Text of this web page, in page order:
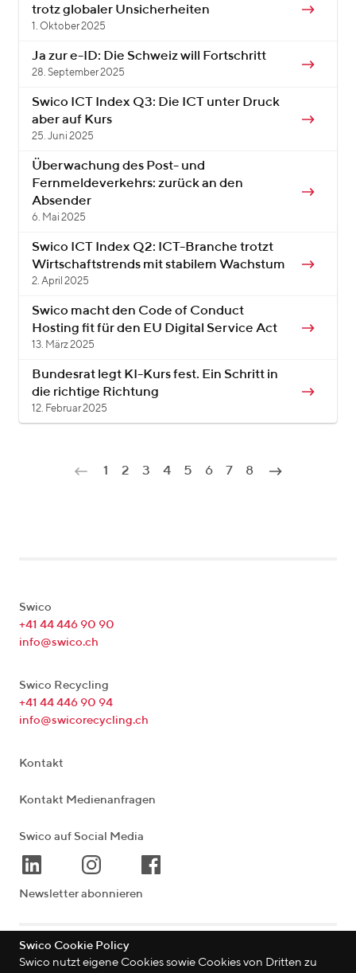
1. Oktober 2025
trotz globaler Unsicherheiten
28. September 2025
Ja zur e-ID: Die Schweiz will Fortschritt
25. Juni 2025
Swico ICT Index Q3: Die ICT unter Druck
aber auf Kurs
6. Mai 2025
Überwachung des Post- und
Fernmeldeverkehrs: zurück an den
Absender
2. April 2025
Swico ICT Index Q2: ICT-Branche trotzt
Wirtschaftstrends mit stabilem Wachstum
13. März 2025
Swico macht den Code of Conduct
Hosting fit für den EU Digital Service Act
12. Februar 2025
Bundesrat legt KI-Kurs fest. Ein Schritt in
die richtige Richtung
1 2 3 4 5 6 7 8
Swico
+41 44 446 90 90
info@swico.ch
Swico Recycling
+41 44 446 90 94
info@swicorecycling.ch
Kontakt
Kontakt Medienanfragen
Swico auf Social Media
Newsletter abonnieren
Lagerstrasse 33 8004 Zürich | Schweiz
Swico Cookie Policy
Swico nutzt eigene Cookies sowie Cookies von Dritten zu